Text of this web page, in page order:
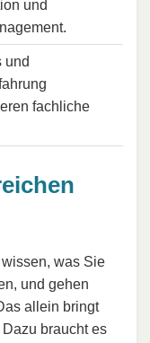
und
und
fachliche
was Sie
und gehen
allein bringt
braucht es